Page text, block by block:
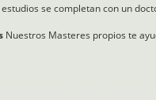
estudios se completan con un
Nuestros Masteres propios te